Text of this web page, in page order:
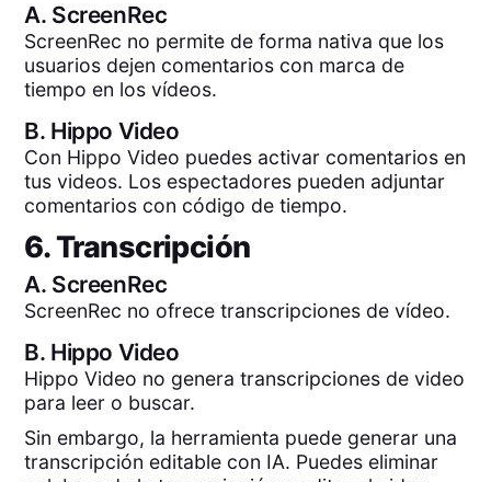
A. ScreenRec
ScreenRec no permite de forma nativa que los
usuarios dejen comentarios con marca de
tiempo en los vídeos.
B. Hippo Video
Con Hippo Video puedes activar comentarios en
tus videos. Los espectadores pueden adjuntar
comentarios con código de tiempo.
6. Transcripción
A. ScreenRec
ScreenRec no ofrece transcripciones de vídeo.
B. Hippo Video
Hippo Video no genera transcripciones de video
para leer o buscar.
Sin embargo, la herramienta puede generar una
transcripción editable con IA. Puedes eliminar